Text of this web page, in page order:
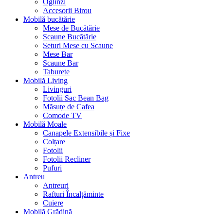
Accesorii Birou
Mobilă bucătărie
Mese de Bucătărie
Scaune Bucătărie
Seturi Mese cu Scaune
Mese Bar
Scaune Bar
Taburete
Mobilă Living
Livinguri
Fotolii Sac Bean Bag
Măsuțe de Cafea
Comode TV
Mobilă Moale
Canapele Extensibile și Fixe
Colțare
Fotolii
Fotolii Recliner
Pufuri
Antreu
Antreuri
Rafturi Încalțăminte
Cuiere
Mobilă Grădină